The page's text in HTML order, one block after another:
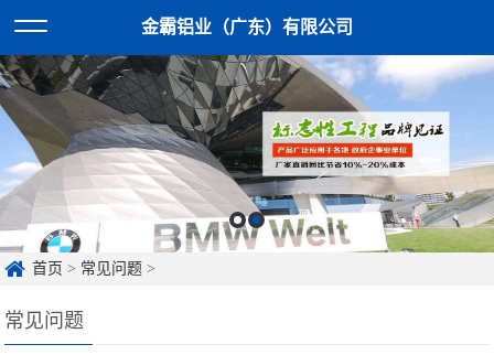
金霸铝业（广东）有限公司
首页 > 常见问题 >
常见问题